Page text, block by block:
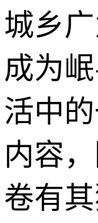
城乡广
成为
活中
内容
卷有